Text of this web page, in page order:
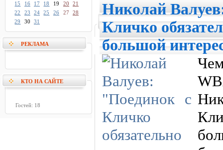
15
16 17 18 19 20
21
22
23 24 25 26 27
28
29
30 31
РЕКЛАМА
КТО НА САЙТЕ
Гостей: 18
Николай
Кличко
большой